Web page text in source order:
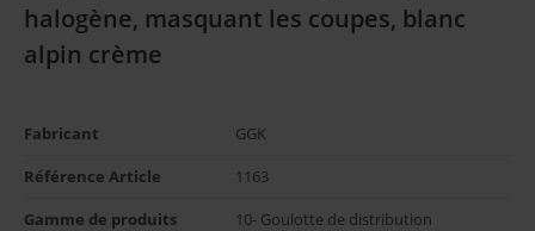
halogène, masquant les coupes, blanc
alpin crème
Fabricant GGK
Référence Article 1163
Gamme de produits 10- Goulotte de distribution